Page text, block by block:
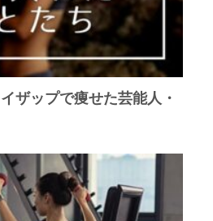
ザップで痩せた芸能人・